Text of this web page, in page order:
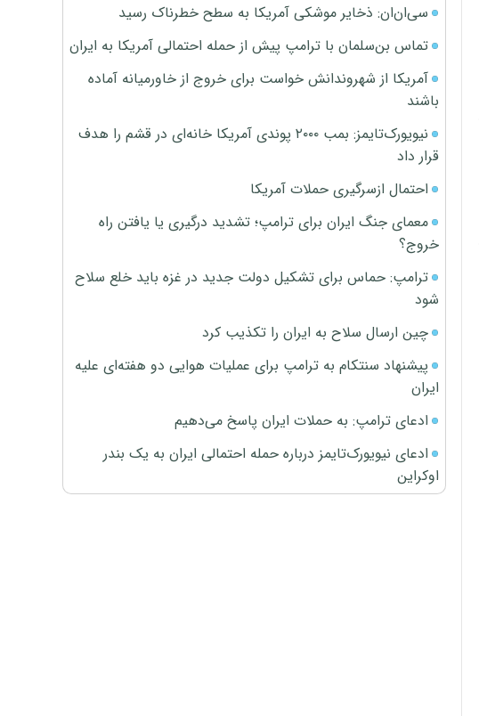
سی‌ان‌ان: ذخایر موشکی آمریکا به سطح خطرناک رسید
تماس بن‌سلمان با ترامپ پیش از حمله احتمالی آمریکا به ایران
آمریکا از شهروندانش خواست برای خروج از خاورمیانه آماده
باشند
نیویورک‌تایمز: بمب ۲۰۰۰ پوندی آمریکا خانه‌ای در قشم را هدف
قرار داد
احتمال ازسرگیری حملات آمریکا
معمای جنگ ایران برای ترامپ؛ تشدید درگیری یا یافتن راه
خروج؟
ترامپ: حماس برای تشکیل دولت جدید در غزه باید خلع سلاح
شود
چین ارسال سلاح به ایران را تکذیب کرد
پیشنهاد سنتکام به ترامپ برای عملیات هوایی دو هفته‌ای علیه
ایران
ادعای ترامپ: به حملات ایران پاسخ می‌دهیم
ادعای نیویورک‌تایمز درباره حمله احتمالی ایران به یک بندر
اوکراین